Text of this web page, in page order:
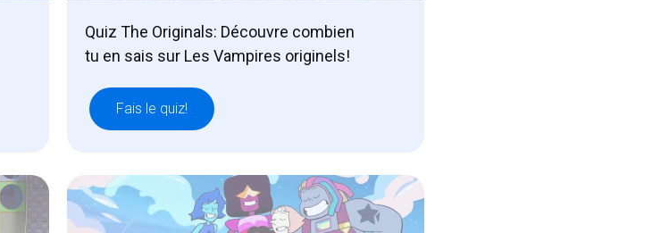
Quiz The Originals: Découvre combien
tu en sais sur Les Vampires originels!
Fais le quiz!